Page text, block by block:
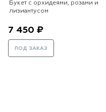
Букет с орхидеями, розами и
лизиантусом
7 450 ₽
ПОД ЗАКАЗ